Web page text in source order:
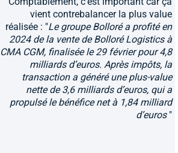
vient contrebalancer la plus value
réalisée : "Le groupe Bolloré a profité en
2024 de la vente de Bolloré Logistics à
CMA CGM, finalisée le 29 février pour 4,8
milliards d’euros. Après impôts, la
transaction a généré une plus-value
nette de 3,6 milliards d’euros, qui a
propulsé le bénéfice net à 1,84 milliard
d’euros"